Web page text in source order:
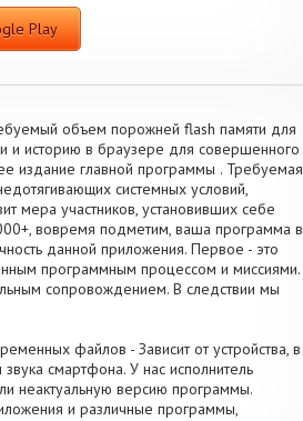
Play
объем порожней flash памяти для
и историю в браузере для совершенного
издание главной программы . Требуемая
системных условий,
мера участников, установивших себе
вовремя подметим, ваша программа в
данной приложения. Первое - это
программным процессом и миссиями.
сопровождением. В следствии мы
файлов - Зависит от устройства, в
смартфона. У нас исполнитель
неактуальную версию программы.
и различные программы,